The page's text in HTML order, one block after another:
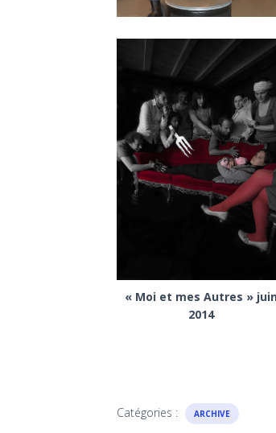
« Moi et mes Autres »
2014
Catégories : ARCHIVE